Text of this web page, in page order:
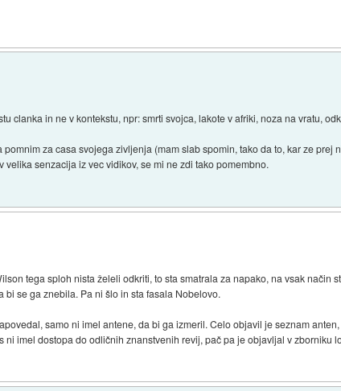
clanka in ne v kontekstu, npr: smrti svojca, lakote v afriki, noza na vratu,
za casa svojega zivljenja (mam slab spomin, tako da to, kar ze prej
senzacija iz vec vidikov, se mi ne zdi tako pomembno.
tega sploh nista želeli odkriti, to sta smatrala za napako, na vsak način
se ga znebila. Pa ni šlo in sta fasala Nobelovo.
samo ni imel antene, da bi ga izmeril. Celo objavil je seznam
imel dostopa do odličnih znanstvenih revij, pač pa je objavljal v zborniku